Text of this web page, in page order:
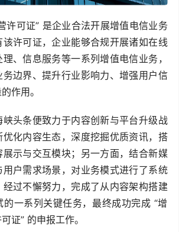
许可证” 是企业合法开展增值电信业务
许可证，企业能够合规开展诸如在线
、信息服务等一系列增值电信业务，
边界、提升行业影响力、增强用户信
作用。
峡头条便致力于内容创新与平台升级战
优化内容生态，深度挖掘优质资讯，搭
展示与交互模块；另一方面，结合新媒
户需求场景，对业务模式进行了系统
过不懈努力，完成了从内容架构搭建
的一系列关键任务，最终成功完成 “增
证” 的申报工作。